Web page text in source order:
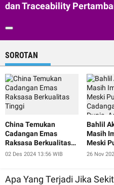
dan Traceability
SOROTAN
China Temukan
Cadangan Emas
Raksasa Berkualitas
Tinggi
02 Des 2024 13:56 WIB
Bahlil
Masih
Meski
26 Nov
Apa Yang Terjadi Jika